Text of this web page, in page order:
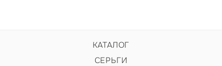
КАТАЛОГ
СЕРЬГИ